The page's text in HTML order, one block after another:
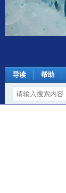
导读 帮助